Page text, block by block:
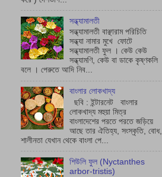
সন্ধ্যামালতী
সন্ধ্যামালতী বাঞ্ছারাম পরিচিতি
সন্ধ্যা নামার মুখে ফোটে
সন্ধ্যামালতী ফুল । কেউ কেউ
সন্ধ্যামণি, কেউ বা ডাকে কৃষ্ণকলি
বলে । পেরুতে আদি নিব...
বাংলার লোকখাদ্য
ছবি : ইন্টারনেট বাংলার
লোকখাদ্য মহুয়া মিত্র
বাংলাদেশের পরতে পরতে জড়িয়ে
আছে তার ঐতিহ্য, সংস্কৃতি, বোধ,
শালীনতা যেখান থেকে বাংলা পে...
শিউলি ফুল (Nyctanthes
arbor-tristis)